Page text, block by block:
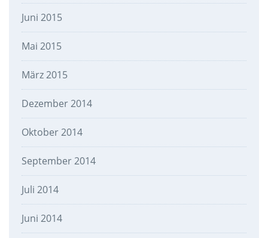
Juni 2015
Mai 2015
März 2015
Dezember 2014
Oktober 2014
September 2014
Juli 2014
Juni 2014